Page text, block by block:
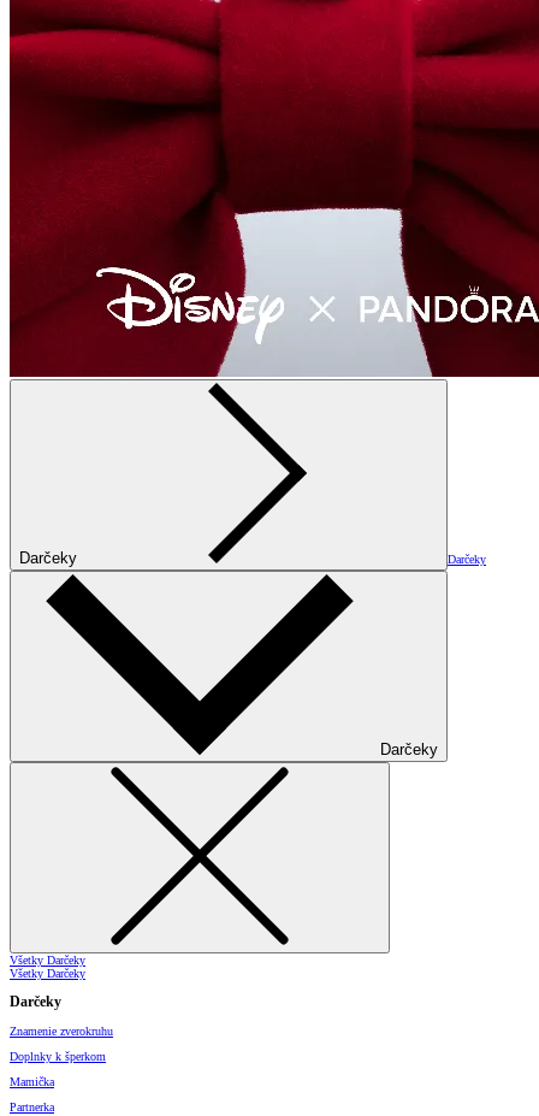
Darčeky Darčeky
Darčeky
Všetky Darčeky
Všetky Darčeky
Darčeky
Znamenie zverokruhu
Doplnky k šperkom
Mamička
Partnerka